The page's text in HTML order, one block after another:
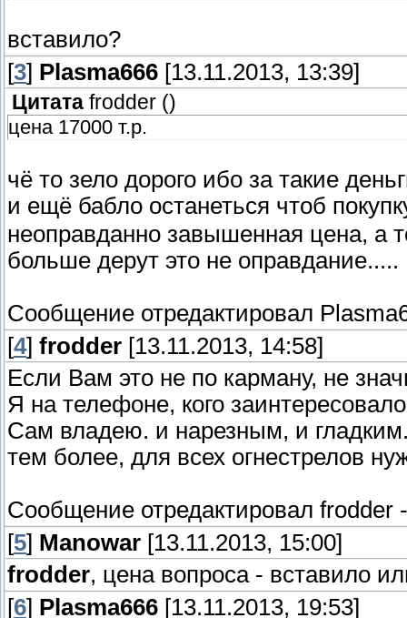
вставило?
[3] Plasma666 [13.11.2013, 13:39]
Цитата frodder ()
цена 17000 т.р.
чё то зело дорого ибо за такие
и ещё бабло останеться чтоб
неоправданно завышенная цена, а
больше дерут это не оправдание.....
Сообщение отредактировал
[4] frodder [13.11.2013, 14:58]
Если Вам это не по карману, не
Я на телефоне, кого
Сам владею. и нарезным, и
тем более, для всех огнестрелов
Сообщение отредактировал frodder
[5] Manowar [13.11.2013, 15:00]
frodder, цена вопроса - вставило
[6] Plasma666 [13.11.2013, 19:53]